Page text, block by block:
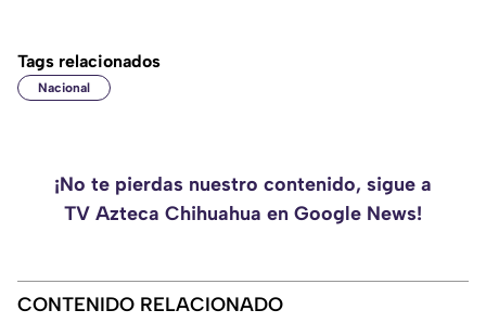
Tags relacionados
Nacional
¡No te pierdas nuestro contenido, sigue a
TV Azteca Chihuahua en Google News!
CONTENIDO RELACIONADO